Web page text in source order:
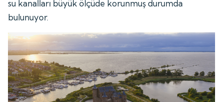
su kanalları büyük ölçüde korunmuş durumda
bulunuyor.